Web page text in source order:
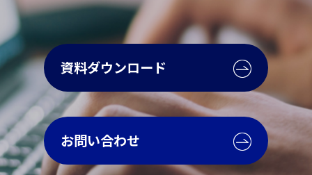
資料ダウンロード
お問い合わせ